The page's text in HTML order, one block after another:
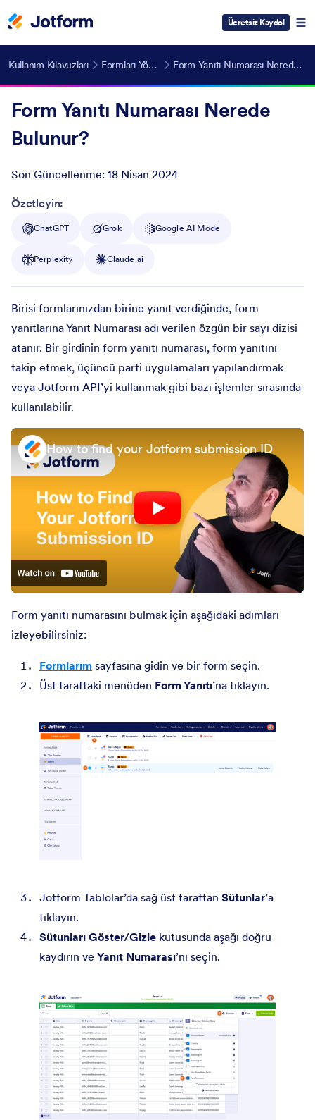
Ücretsiz Kaydol
Kullanım Kılavuzları Formları Yönetme Form Yanıtı Numarası Nerede Bulunur?
Form Yanıtı Numarası Nerede
Bulunur?
Son Güncellenme: 18 Nisan 2024
Post ID
Özetleyin:
ChatGPT Grok Google AI Mode
Perplexity Claude.ai
Birisi formlarınızdan birine yanıt verdiğinde, form
yanıtlarına Yanıt Numarası adı verilen özgün bir sayı dizisi
atanır. Bir girdinin form yanıtı numarası, form yanıtını
takip etmek, üçüncü parti uygulamaları yapılandırmak
veya Jotform API’yi kullanmak gibi bazı işlemler sırasında
kullanılabilir.
How to find your Jotform submission ID
Form yanıtı numarasını bulmak için aşağıdaki adımları
izleyebilirsiniz:
Formlarım sayfasına gidin ve bir form seçin.
Üst taraftaki menüden Form Yanıtı’na tıklayın.
Jotform Tablolar’da sağ üst taraftan Sütunlar’a
tıklayın.
Sütunları Göster/Gizle kutusunda aşağı doğru
kaydırın ve Yanıt Numarası’nı seçin.